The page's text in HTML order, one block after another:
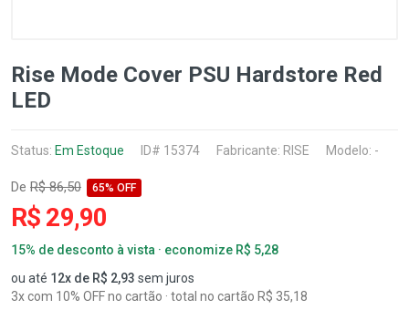
Rise Mode Cover PSU Hardstore Red
LED
Status: Em Estoque ID# 15374 Fabricante: RISE Modelo: -
De R$ 86,50 65% OFF
R$ 29,90
15% de desconto à vista · economize R$ 5,28
ou até 12x de R$ 2,93 sem juros
3x com 10% OFF no cartão · total no cartão R$ 35,18